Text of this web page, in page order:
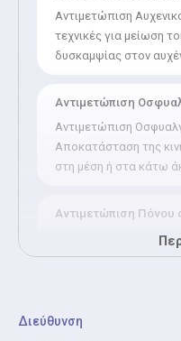
Διεύθυνση
Αντιμετώπιση
τεχνικές για μείωση
δυσκαμψίας στον
Αντιμετώπιση
Αντιμετώπιση
Αποκατάσταση της
στη μέση ή στα κάτω
Αντιμετώπιση Πόνου
Αντιμετώπιση Πόνου
από τενοντίτιδες,
Αντιμετώπιση Πόνου